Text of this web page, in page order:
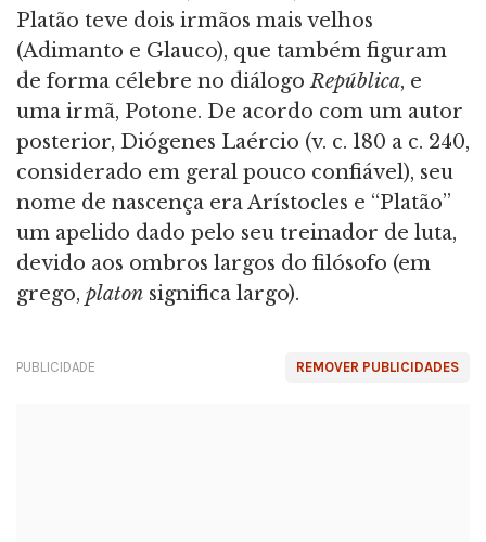
Platão teve dois irmãos mais velhos
(Adimanto e Glauco), que também figuram
de forma célebre no diálogoRepública, e
uma irmã, Potone. De acordo com um autor
posterior, Diógenes Laércio (v. c. 180 a c. 240,
considerado em geral pouco confiável), seu
nome de nascença era Arístocles e “Platão”
um apelido dado pelo seu treinador de luta,
devido aos ombros largos do filósofo (em
grego, platon significa largo).
REMOVER PUBLICIDADES
PUBLICIDADE